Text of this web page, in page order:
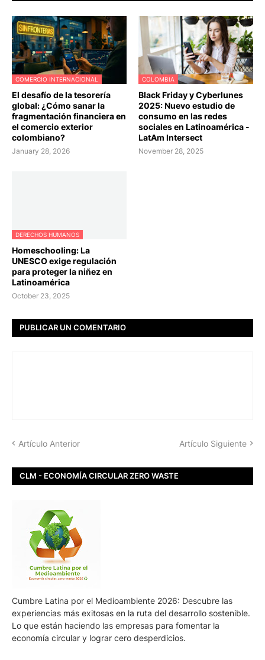
COMERCIO INTERNACIONAL
El desafío de la tesorería
global: ¿Cómo sanar la
fragmentación financiera en
el comercio exterior
colombiano?
January 28, 2026
COLOMBIA
Black Friday y Cyberlunes
2025: Nuevo estudio de
consumo en las redes
sociales en Latinoamérica -
LatAm Intersect
November 28, 2025
DERECHOS HUMANOS
Homeschooling: La
UNESCO exige regulación
para proteger la niñez en
Latinoamérica
October 23, 2025
PUBLICAR UN COMENTARIO
Artículo Anterior Artículo Siguiente
CLM - ECONOMÍA CIRCULAR ZERO WASTE
Cumbre Latina por el Medioambiente 2026: Descubre las
experiencias más exitosas en la ruta del desarrollo sostenible.
Lo que están haciendo las empresas para fomentar la
economía circular y lograr cero desperdicios.